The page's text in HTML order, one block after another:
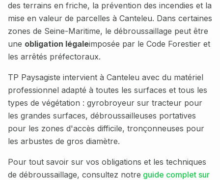
des terrains en friche, la prévention des incendies et la
mise en valeur de parcelles à Canteleu. Dans certaines
zones de Seine-Maritime, le débroussaillage peut être
une obligation légaleimposée par le Code Forestier et
les arrêtés préfectoraux.
TP Paysagiste intervient à Canteleu avec du matériel
professionnel adapté à toutes les surfaces et tous les
types de végétation : gyrobroyeur sur tracteur pour
les grandes surfaces, débroussailleuses portatives
pour les zones d'accès difficile, tronçonneuses pour
les arbustes de gros diamètre.
Pour tout savoir sur vos obligations et les techniques
de débroussaillage, consultez notre guide complet sur